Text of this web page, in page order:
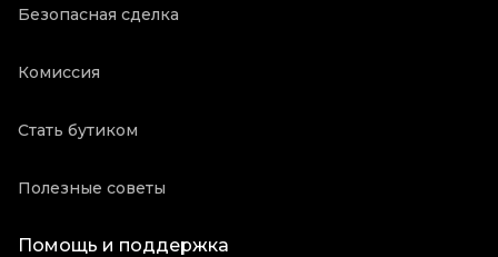
Безопасная сделка
Комиссия
Стать бутиком
Полезные советы
Помощь и поддержка